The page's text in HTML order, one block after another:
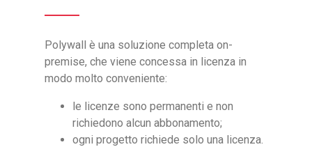
Polywall è una soluzione completa on-
premise, che viene concessa in licenza in
modo molto conveniente:
le licenze sono permanenti e non
richiedono alcun abbonamento;
ogni progetto richiede solo una licenza.